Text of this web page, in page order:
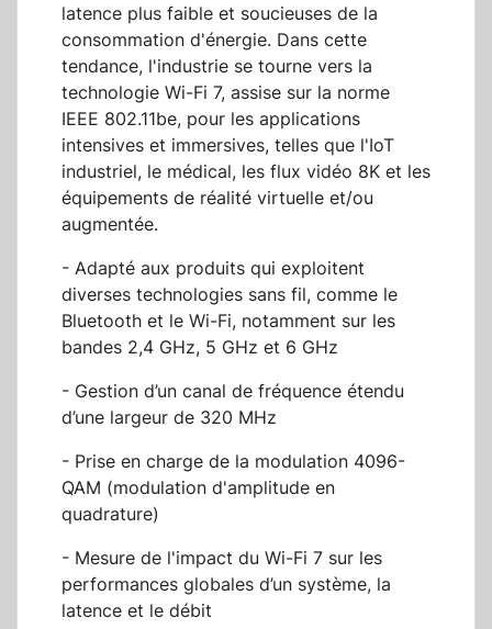
latence plus faible et soucieuses de la
consommation d'énergie. Dans cette
tendance, l'industrie se tourne vers la
technologie Wi-Fi 7, assise sur la norme
IEEE 802.11be, pour les applications
intensives et immersives, telles que l'IoT
industriel, le médical, les flux vidéo 8K et les
équipements de réalité virtuelle et/ou
augmentée.
- Adapté aux produits qui exploitent
diverses technologies sans fil, comme le
Bluetooth et le Wi-Fi, notamment sur les
bandes 2,4 GHz, 5 GHz et 6 GHz
- Gestion d’un canal de fréquence étendu
d’une largeur de 320 MHz
- Prise en charge de la modulation 4096-
QAM (modulation d'amplitude en
quadrature)
- Mesure de l'impact du Wi-Fi 7 sur les
performances globales d’un système, la
latence et le débit